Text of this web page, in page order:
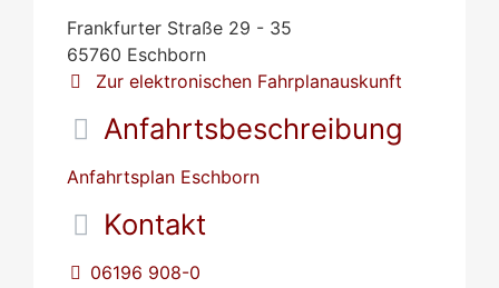
Frankfurter Straße 29 - 35
65760 Eschborn
Zur elektronischen Fahrplanauskunft
Anfahrtsbeschreibung
Anfahrtsplan Eschborn
Kontakt
06196 908-0